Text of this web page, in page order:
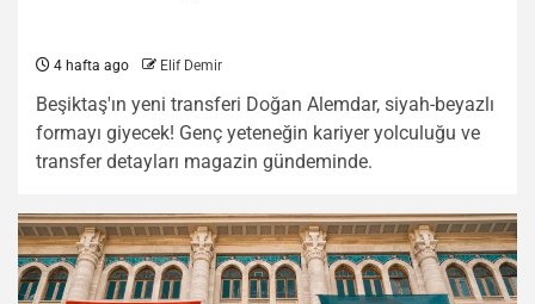
4 hafta ago Elif Demir
Beşiktaş'ın yeni transferi Doğan Alemdar, siyah-beyazlı
formayı giyecek! Genç yeteneğin kariyer yolculuğu ve
transfer detayları magazin gündeminde.